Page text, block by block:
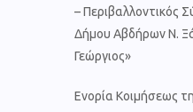
– Περιβαλλοντικός
Δήμου Αβδήρων Ν.
Γεώργιος»
Ενορία Κοιμήσεως